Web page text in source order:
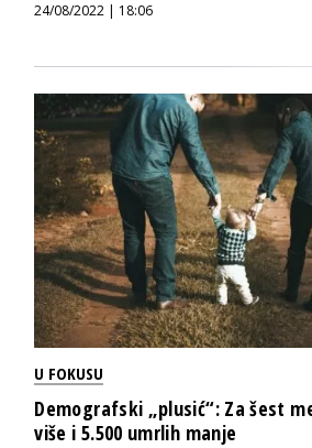
24/08/2022 | 18:06
U FOKUSU
Demografski „plusić“: Za šest
više i 5.500 umrlih manje